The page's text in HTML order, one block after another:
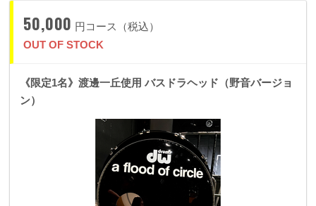
50,000 円コース（税込）
OUT OF STOCK
《限定1名》渡邊一丘使用 バスドラヘッド（野音バージョ
ン）